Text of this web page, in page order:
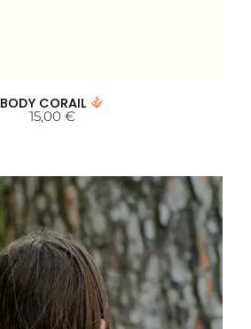
BODY CORAIL
15,00 €